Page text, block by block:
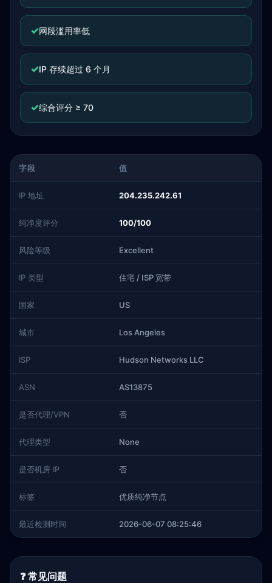
✓网段滥用率低
✓IP 存续超过 6 个月
✓综合评分 ≥ 70
字段 值
IP 地址 204.235.242.61
纯净度评分 100/100
风险等级 Excellent
IP 类型 住宅 / ISP 宽带
国家 US
城市 Los Angeles
ISP Hudson Networks LLC
ASN AS13875
是否代理/VPN 否
代理类型 None
是否机房 IP 否
标签 优质纯净节点
最近检测时间 2026-06-07 08:25:46
❓ 常见问题